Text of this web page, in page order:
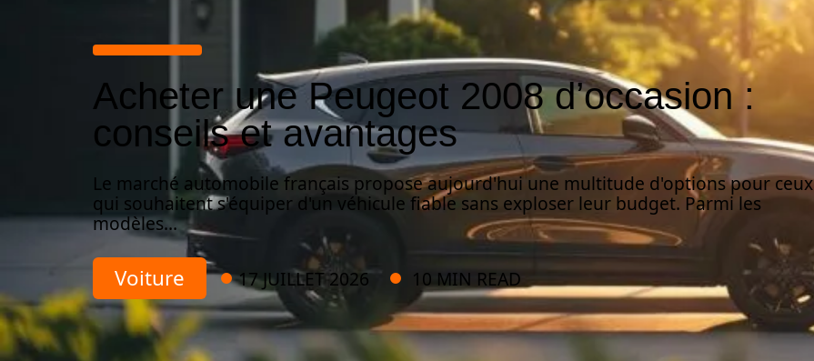
Acheter une Peugeot 2008 d’occasion :
conseils et avantages
Le marché automobile français propose aujourd'hui une multitude d'options pour ceux
qui souhaitent s'équiper d'un véhicule fiable sans exploser leur budget. Parmi les
modèles…
Voiture 17 JUILLET 2026 10 MIN READ